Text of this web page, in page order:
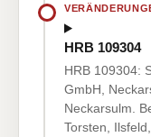
HRB 109304
HRB 109304:
GmbH,
Neckarsulm.
Torsten,